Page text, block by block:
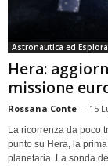
Astronautica ed
Hera:
missione
Rossana Conte - 15
La ricorrenza da poco
punto su Hera, la
planetaria. La sonda